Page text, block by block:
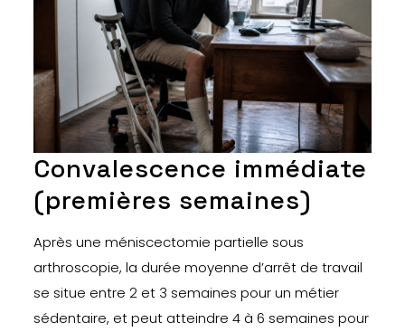
Convalescence immédiate
(premières semaines)
Après une méniscectomie partielle sous
arthroscopie, la durée moyenne d’arrêt de travail
se situe entre 2 et 3 semaines pour un métier
sédentaire, et peut atteindre 4 à 6 semaines pour